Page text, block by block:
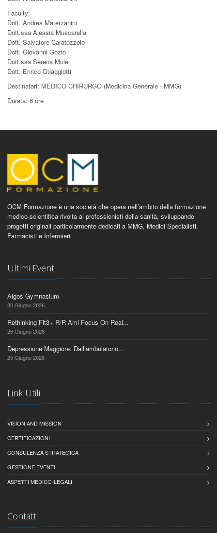
Faculty:
Dott. Andrea Materzanini
Dott.ssa Alessia Muscarella
Dott. Salvatore Caratozzolo
Dott. Giovanni Gozio
Dott.ssa Serena Mulè
Dott. Enrico Quaggiotti
Destinatari: MEDICO CHIRURGO (Medicina Generale - MMG)
Durata: 6 ore
OCM Formazione è una società che opera nell’ambito della formazione
medico-scientifica rivolta ai professionisti della sanità, sviluppando
progetti originali particolarmente dedicati a MMG, Medici Specialisti,
Farmacisti e Infermieri.
Ultimi Eventi
Algos Gymnasium
30 Giugno 2026
Rethinking Flt3+ R/R Aml Focus On Real...
26 Giugno 2026
Depressione Maggiore: Dall’ambulatorio...
25 Giugno 2026
Link Utili
VISION AND MISSION
CERTIFICAZIONI
CONSULENZA STRATEGICA
GESTIONE EVENTI
ASPETTI MEDICO-LEGALI
Contatti